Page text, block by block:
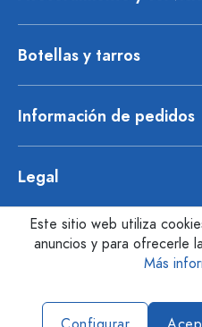
Botellas y tarros
Información de pedidos
Legal
Este sitio web utiliza
anuncios y para ofrecerle
Más